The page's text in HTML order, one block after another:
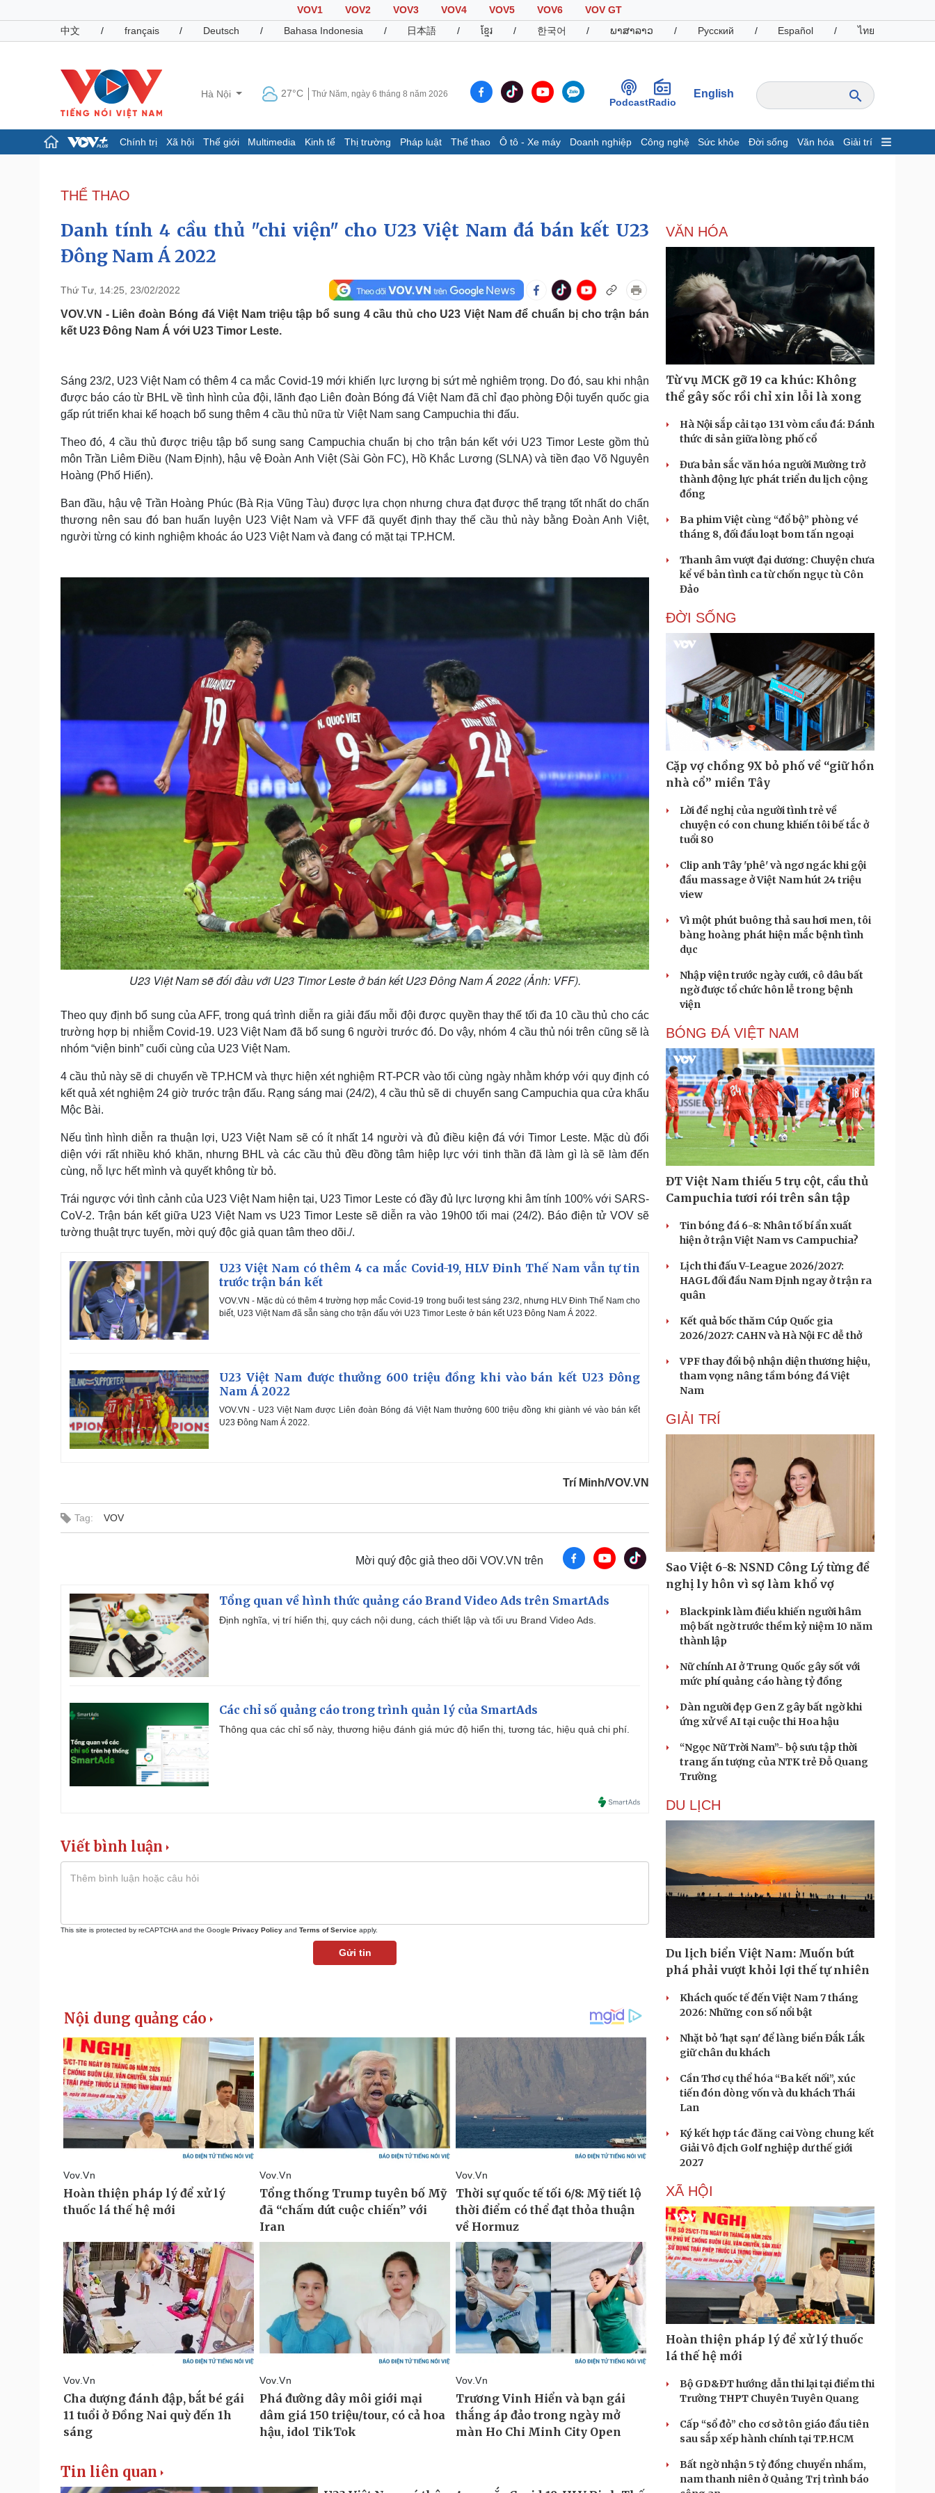
VOV1 VOV2 VOV3 VOV4 VOV5 VOV6
VOV GT
中文
/ français / Deutsch / Bahasa Indonesia / 日本語 / ខ្មែរ / 한국어 / ພາສາລາວ / Русский / Español / ไทย
Hà Nội 27°C Thứ Năm, ngày 6 tháng 8 năm 2026
PodcastRadio
English
Chính trị Xã hội Thế giới Multimedia Kinh tế Thị trường Pháp luật Thể thao Ô tô - Xe máy Doanh nghiệp Công nghệ Sức khỏe Đời sống Văn hóa Giải trí
Đảng
Tổ chức nhân sự
Nhận diện sự thật
Giáo dục
Dấu ấn VOV
Việc làm
Biển đảo
Infographic
Giá cà phê
Pháp luật
Tin nóng
Tư vấn luật
Việt Nam
Phân tích
Thể thao
Lịch thi đấu bóng đá
Ô tô - Xe máy
Xe máy
Doanh nghiệp
Thông tin doanh nghiệp
Doanh nghiệp 24h
Công nghệ
Sành điệu
Tin Công nghệ
Trải nghiệm
Chuyển đổi số
Sức khỏe
Dinh dưỡng - món ngon
Cây thuốc
Sản phụ khoa
Nhi khoa
Nam khoa
Làm đẹp - giảm cân
Ăn sạch sống khỏe
Đời sống
Blog
Tình yêu - Gia đình
Văn hóa
Sân khấu - Điện ảnh
Văn học
Di sản
Giải trí
Nghệ sĩ
Thời trang
Sao Việt
Du lịch
Tư vấn
check-in
Podcast
Đọc truyện đêm khuya
Cửa sổ tình yêu
Hạt giống tâm hồn
Cải chính
THỂ THAO
Danh tính 4 cầu thủ "chi viện" cho U23 Việt Nam đá bán kết U23
Đông Nam Á 2022
Thứ Tư, 14:25, 23/02/2022
VOV.VN - Liên đoàn Bóng đá Việt Nam triệu tập bổ sung 4 cầu thủ cho U23 Việt Nam để chuẩn bị cho trận bán
kết U23 Đông Nam Á với U23 Timor Leste.
Sáng 23/2, U23 Việt Nam có thêm 4 ca mắc Covid-19 mới khiến lực lượng bị sứt mẻ nghiêm trọng. Do đó, sau khi nhận
được báo cáo từ BHL về tình hình của đội, lãnh đạo Liên đoàn Bóng đá Việt Nam đã chỉ đạo phòng Đội tuyển quốc gia
gấp rút triển khai kế hoạch bổ sung thêm 4 cầu thủ nữa từ Việt Nam sang Campuchia thi đấu.
Theo đó, 4 cầu thủ được triệu tập bổ sung sang Campuchia chuẩn bị cho trận bán kết với U23 Timor Leste gồm thủ
môn Trần Liêm Điều (Nam Định), hậu vệ Đoàn Anh Việt (Sài Gòn FC), Hồ Khắc Lương (SLNA) và tiền đạo Võ Nguyên
Hoàng (Phố Hiến).
Ban đầu, hậu vệ Trần Hoàng Phúc (Bà Rịa Vũng Tàu) được lựa chọn nhưng chưa đạt được thể trạng tốt nhất do chấn
thương nên sau đó ban huấn luyện U23 Việt Nam và VFF đã quyết định thay thế cầu thủ này bằng Đoàn Anh Việt,
người từng có kinh nghiệm khoác áo U23 Việt Nam và đang có mặt tại TP.HCM.
U23 Việt Nam sẽ đối đầu với U23 Timor Leste ở bán kết U23 Đông Nam Á 2022 (Ảnh: VFF).
Theo quy định bổ sung của AFF, trong quá trình diễn ra giải đấu mỗi đội được quyền thay thế tối đa 10 cầu thủ cho các
trường hợp bị nhiễm Covid-19. U23 Việt Nam đã bổ sung 6 người trước đó. Do vậy, nhóm 4 cầu thủ nói trên cũng sẽ là
nhóm “viện binh” cuối cùng của U23 Việt Nam.
4 cầu thủ này sẽ di chuyển về TP.HCM và thực hiện xét nghiệm RT-PCR vào tối cùng ngày nhằm khớp với quy định có
kết quả xét nghiệm 24 giờ trước trận đấu. Rạng sáng mai (24/2), 4 cầu thủ sẽ di chuyển sang Campuchia qua cửa khẩu
Mộc Bài.
Nếu tình hình diễn ra thuận lợi, U23 Việt Nam sẽ có ít nhất 14 người và đủ điều kiện đá với Timor Leste. Mặc dù đối
diện với rất nhiều khó khăn, nhưng BHL và các cầu thủ đều đồng tâm hiệp lực với tinh thần đã làm gì là sẽ làm đến
cùng, nỗ lực hết mình và quyết không từ bỏ.
Trái ngược với tình cảnh của U23 Việt Nam hiện tại, U23 Timor Leste có đầy đủ lực lượng khi âm tính 100% với SARS-
CoV-2. Trận bán kết giữa U23 Việt Nam vs U23 Timor Leste sẽ diễn ra vào 19h00 tối mai (24/2). Báo điện tử VOV sẽ
tường thuật trực tuyến, mời quý độc giả quan tâm theo dõi./.
U23 Việt Nam có thêm 4 ca mắc Covid-19, HLV Đinh Thế Nam vẫn tự tin
trước trận bán kết
VOV.VN - Mặc dù có thêm 4 trường hợp mắc Covid-19 trong buổi test sáng 23/2, nhưng HLV Đinh Thế Nam cho
biết, U23 Việt Nam đã sẵn sàng cho trận đấu với U23 Timor Leste ở bán kết U23 Đông Nam Á 2022.
U23 Việt Nam được thưởng 600 triệu đồng khi vào bán kết U23 Đông
Nam Á 2022
VOV.VN - U23 Việt Nam được Liên đoàn Bóng đá Việt Nam thưởng 600 triệu đồng khi giành vé vào bán kết
U23 Đông Nam Á 2022.
Trí Minh/VOV.VN
Tag: VOV
Mời quý độc giả theo dõi VOV.VN trên
Tổng quan về hình thức quảng cáo Brand Video Ads trên SmartAds
Định nghĩa, vị trí hiển thị, quy cách nội dung, cách thiết lập và tối ưu Brand Video Ads.
Các chỉ số quảng cáo trong trình quản lý của SmartAds
Thông qua các chỉ số này, thương hiệu đánh giá mức độ hiển thị, tương tác, hiệu quả chi phí.
Viết bình luận
This site is protected by reCAPTCHA and the Google Privacy Policy and Terms of Service apply.
Gửi tin
Tin liên quan
VĂN HÓA
Từ vụ MCK gỡ 19 ca khúc: Không
thể gây sốc rồi chỉ xin lỗi là xong
Hà Nội sắp cải tạo 131 vòm cầu đá: Đánh
thức di sản giữa lòng phố cổ
Đưa bản sắc văn hóa người Mường trở
thành động lực phát triển du lịch cộng
đồng
Ba phim Việt cùng “đổ bộ” phòng vé
tháng 8, đối đầu loạt bom tấn ngoại
Thanh âm vượt đại dương: Chuyện chưa
kể về bản tình ca từ chốn ngục tù Côn
Đảo
ĐỜI SỐNG
Cặp vợ chồng 9X bỏ phố về “giữ hồn
nhà cổ” miền Tây
Lời đề nghị của người tình trẻ về
chuyện có con chung khiến tôi bế tắc ở
tuổi 80
Clip anh Tây 'phê' và ngơ ngác khi gội
đầu massage ở Việt Nam hút 24 triệu
view
Vì một phút buông thả sau hơi men, tôi
bàng hoàng phát hiện mắc bệnh tình
dục
Nhập viện trước ngày cưới, cô dâu bất
ngờ được tổ chức hôn lễ trong bệnh
viện
BÓNG ĐÁ VIỆT NAM
ĐT Việt Nam thiếu 5 trụ cột, cầu thủ
Campuchia tươi rói trên sân tập
Tin bóng đá 6-8: Nhân tố bí ẩn xuất
hiện ở trận Việt Nam vs Campuchia?
Lịch thi đấu V-League 2026/2027:
HAGL đối đầu Nam Định ngay ở trận ra
quân
Kết quả bốc thăm Cúp Quốc gia
2026/2027: CAHN và Hà Nội FC dễ thở
VPF thay đổi bộ nhận diện thương hiệu,
tham vọng nâng tầm bóng đá Việt
Nam
GIẢI TRÍ
Sao Việt 6-8: NSND Công Lý từng đề
nghị ly hôn vì sợ làm khổ vợ
Blackpink làm điều khiến người hâm
mộ bất ngờ trước thềm kỷ niệm 10 năm
thành lập
Nữ chính AI ở Trung Quốc gây sốt với
mức phí quảng cáo hàng tỷ đồng
Dàn người đẹp Gen Z gây bất ngờ khi
ứng xử về AI tại cuộc thi Hoa hậu
“Ngọc Nữ Trời Nam”- bộ sưu tập thời
trang ấn tượng của NTK trẻ Đỗ Quang
Trường
DU LỊCH
Du lịch biển Việt Nam: Muốn bứt
phá phải vượt khỏi lợi thế tự nhiên
Khách quốc tế đến Việt Nam 7 tháng
2026: Những con số nổi bật
Nhặt bỏ 'hạt sạn' để làng biển Đắk Lắk
giữ chân du khách
Cần Thơ cụ thể hóa “Ba kết nối”, xúc
tiến đón dòng vốn và du khách Thái
Lan
Ký kết hợp tác đăng cai Vòng chung kết
Giải Vô địch Golf nghiệp dư thế giới
2027
XÃ HỘI
Hoàn thiện pháp lý để xử lý thuốc
lá thế hệ mới
Bộ GD&ĐT hướng dẫn thi lại tại điểm thi
Trường THPT Chuyên Tuyên Quang
Cấp “sổ đỏ” cho cơ sở tôn giáo đầu tiên
sau sắp xếp hành chính tại TP.HCM
Bất ngờ nhận 5 tỷ đồng chuyển nhầm,
nam thanh niên ở Quảng Trị trình báo